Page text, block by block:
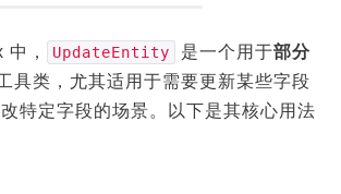
， UpdateEntity 是一个用于部分
具类，尤其适用于需要更新某些字段
特定字段的场景。以下是其核心用法